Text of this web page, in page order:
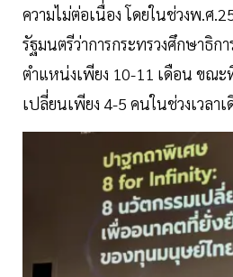
ความไม่ต่อเนื่อง โดยในช่วงพ.ศ
รัฐมนตรีว่าการกระทรวงศึกษาธิก
ตำแหน่งเพียง 10-11 เดือน ขณะ
เปลี่ยนเพียง 4-5 คนในช่วงเวลาเ